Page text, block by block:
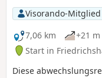
Visorando-Mitglied
7,06 km
+21 m
Start in
Diese